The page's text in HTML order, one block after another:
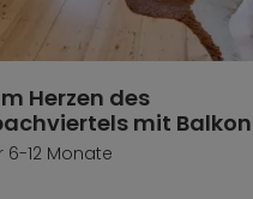
Herzen des
mit Balkon
12 Monate